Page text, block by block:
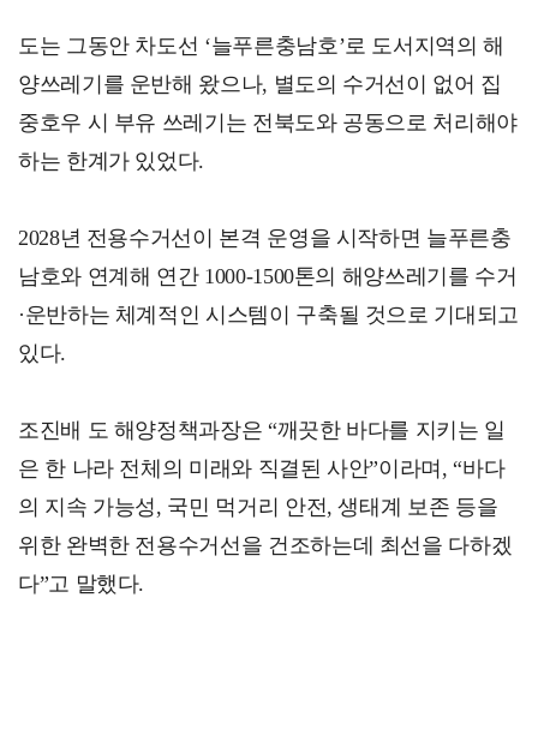
도는 그동안 차도선 ‘늘푸른충남호’로 도서지역의 해
양쓰레기를 운반해 왔으나, 별도의 수거선이 없어 집
중호우 시 부유 쓰레기는 전북도와 공동으로 처리해야
하는 한계가 있었다.
2028년 전용수거선이 본격 운영을 시작하면 늘푸른충
남호와 연계해 연간 1000-1500톤의 해양쓰레기를 수거
·운반하는 체계적인 시스템이 구축될 것으로 기대되고
있다.
조진배 도 해양정책과장은 “깨끗한 바다를 지키는 일
은 한 나라 전체의 미래와 직결된 사안”이라며, “바다
의 지속 가능성, 국민 먹거리 안전, 생태계 보존 등을
위한 완벽한 전용수거선을 건조하는데 최선을 다하겠
다”고 말했다.